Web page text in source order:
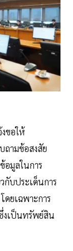
ขอให้
ถามข้อสงสัย
อมูลในการ
กับประเด็นการ
ดยเฉพาะการ
งเป็นทรัพย์สิน